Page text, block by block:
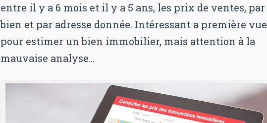
entre il y a 6 mois et il y a 5 ans, les prix de ventes, par
bien et par adresse donnée. Intéressant a première vue
pour estimer un bien immobilier, mais attention à la
mauvaise analyse…